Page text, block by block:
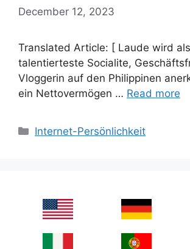
December 12, 2023
Translated Article: [ Laude wird
talentierteste Socialite,
Vloggerin auf den Philippinen
ein Nettovermögen … Read more
Categories
Internet-Persönlichkeit